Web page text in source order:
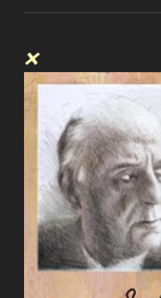
❌